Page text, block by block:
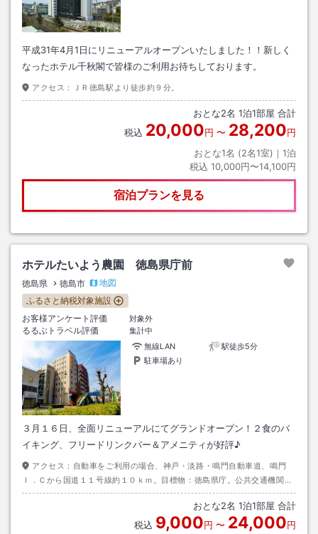
平成31年4月1日にリニューアルオープンいたしました！！新しく
なったホテル千秋閣で皆様のご利用お待ちしております。
アクセス： ＪＲ徳島駅より徒歩約９分。
おとな2名 1泊1部屋 合計
税込 20,000円 〜 28,200円
おとな1名 (2名1室)｜ 1泊
税込 10,000円〜14,100円
宿泊プランを見る
ホテルたいよう農園 徳島県庁前
徳島県 徳島市
地図
ふるさと納税対象施設
お客様アンケート評価
対象外
るるぶトラベル評価
集計中
無線LAN
駅徒歩5分
駐車場あり
３月１６日、全面リニューアルにてグランドオープン！２食のバ
イキング、フリードリンクバー＆アメニティが好評♪
アクセス： 自動車をご利用の場合、神戸・淡路・鳴門自動車道、鳴門
Ｉ．Ｃから国道１１号線約１０ｋｍ。目標物：徳島県庁。公共交通機関ご
利用の場合、徳島駅前バスターミナルより乗車、県庁前バス停下車徒歩約
おとな2名 1泊1部屋 合計
税込 9,000円 〜 24,000円